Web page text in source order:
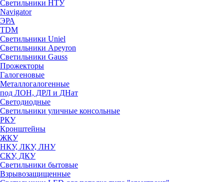
Светильники НТУ
Navigator
ЭРА
TDM
Светильники Uniel
Светильники Apeyron
Светильники Gauss
Прожекторы
Галогеновые
Металлогалогенные
под ЛОН, ДРЛ и ДНат
Светодиодные
Светильники уличные консольные
РКУ
Кронштейны
ЖКУ
НКУ, ЛКУ, ЛНУ
СКУ, ДКУ
Светильники бытовые
Взрывозащищенные